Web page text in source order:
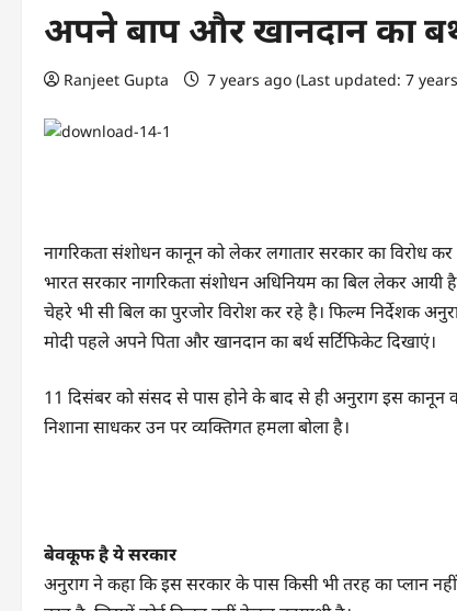
अपने बाप और खानदान का
Ranjeet Gupta 7 years ago (Last updated: 7
नागरिकता संशोधन कानून को लेकर लगातार सरकार का विरोध कर
भारत सरकार नागरिकता संशोधन अधिनियम का बिल लेकर आयी
चेहरे भी सी बिल का पुरजोर विरोश कर रहे है। फिल्म निर्देशक
मोदी पहले अपने पिता और खानदान का बर्थ सर्टिफिकेट दिखाएं।
11 दिसंबर को संसद से पास होने के बाद से ही अनुराग इस कानून का
निशाना साधकर उन पर व्यक्तिगत हमला बोला है।
बेवकूफ है ये सरकार
अनुराग ने कहा कि इस सरकार के पास किसी भी तरह का प्लान